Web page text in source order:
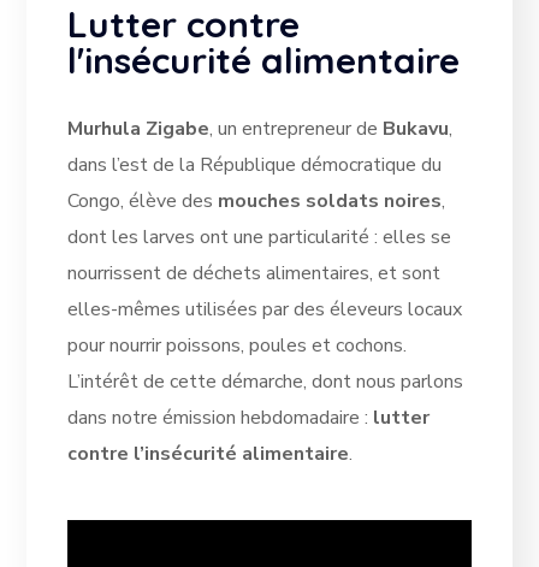
Lutter contre
l'insécurité alimentaire
Murhula Zigabe, un entrepreneur de Bukavu,
dans l’est de la République démocratique du
Congo, élève des mouches soldats noires,
dont les larves ont une particularité : elles se
nourrissent de déchets alimentaires, et sont
elles-mêmes utilisées par des éleveurs locaux
pour nourrir poissons, poules et cochons.
L’intérêt de cette démarche, dont nous parlons
dans notre émission hebdomadaire : lutter
contre l’insécurité alimentaire.